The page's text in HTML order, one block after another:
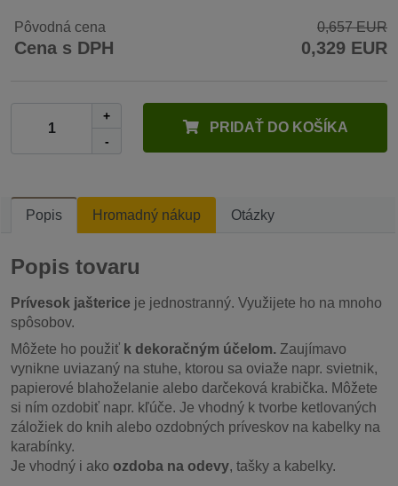
Pôvodná cena 0,657 EUR
Cena s DPH 0,329 EUR
+
-
PRIDAŤ DO KOŠÍKA
Popis Hromadný nákup Otázky
Popis tovaru
Prívesok jašterice je jednostranný. Využijete ho na mnoho
spôsobov.
Môžete ho použiť k dekoračným účelom. Zaujímavo
vynikne uviazaný na stuhe, ktorou sa oviaže napr. svietnik,
papierové blahoželanie alebo darčeková krabička. Môžete
si ním ozdobiť napr. kľúče. Je vhodný k tvorbe ketlovaných
záložiek do knih alebo ozdobných príveskov na kabelky na
karabínky.
Je vhodný i ako ozdoba na odevy, tašky a kabelky.